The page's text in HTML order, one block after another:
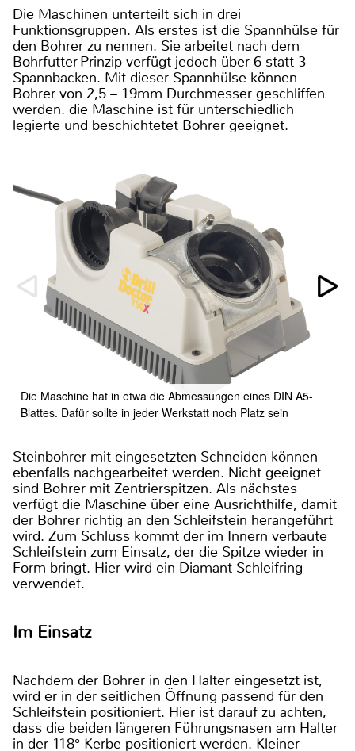
Die Maschinen unterteilt sich in drei
Funktionsgruppen. Als erstes ist die Spannhülse für
den Bohrer zu nennen. Sie arbeitet nach dem
Bohrfutter-Prinzip verfügt jedoch über 6 statt 3
Spannbacken. Mit dieser Spannhülse können
Bohrer von 2,5 – 19mm Durchmesser geschliffen
werden. die Maschine ist für unterschiedlich
legierte und beschichtetet Bohrer geeignet.
Die Maschine hat in etwa die Abmessungen eines DIN A5-
Blattes. Dafür sollte in jeder Werkstatt noch Platz sein
Steinbohrer mit eingesetzten Schneiden können
ebenfalls nachgearbeitet werden. Nicht geeignet
sind Bohrer mit Zentrierspitzen. Als nächstes
verfügt die Maschine über eine Ausrichthilfe, damit
der Bohrer richtig an den Schleifstein herangeführt
wird. Zum Schluss kommt der im Innern verbaute
Schleifstein zum Einsatz, der die Spitze wieder in
Form bringt. Hier wird ein Diamant-Schleifring
verwendet.
Im Einsatz
Nachdem der Bohrer in den Halter eingesetzt ist,
wird er in der seitlichen Öffnung passend für den
Schleifstein positioniert. Hier ist darauf zu achten,
dass die beiden längeren Führungsnasen am Halter
in der 118° Kerbe positioniert werden. Kleiner